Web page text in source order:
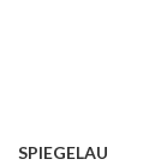
SPIEGELAU